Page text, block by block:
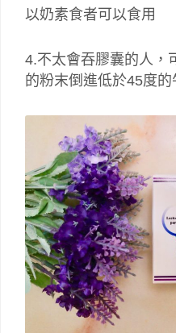
以奶素食者可以食用
4.不太會吞膠囊的人，
的粉末倒進低於45度